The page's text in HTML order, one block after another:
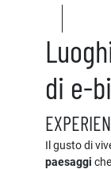
di e-
Il gusto di
paesaggi